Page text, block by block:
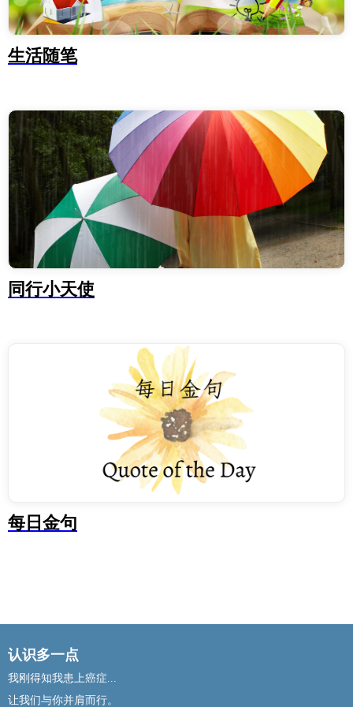
生活随笔
同行小天使
每日金句
认识多一点
我刚得知我患上癌症...
让我们与你并肩而行。